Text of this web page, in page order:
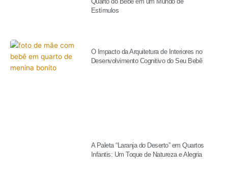
Estímulos
O Impacto da Arquitetura de Interiores no
Desenvolvimento Cognitivo do Seu Bebê
A Paleta “Laranja do Deserto” em Quartos
Infantis: Um Toque de Natureza e Alegria